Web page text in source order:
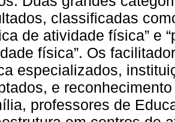
classificadas
de atividade física” e
física”. Os
especializados,
e
professores de